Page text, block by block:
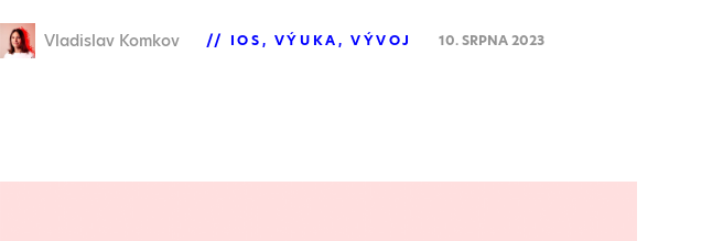
Vladislav Komkov IOS VÝUKA VÝVOJ 10. SRPNA 2023